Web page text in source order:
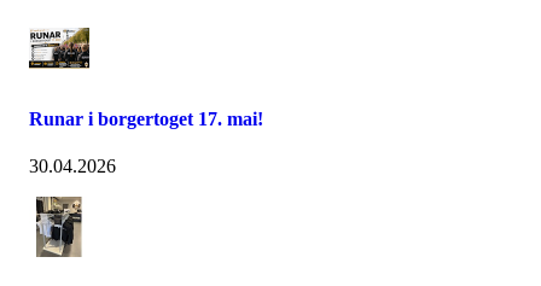
Runar i borgertoget 17. mai!
30.04.2026